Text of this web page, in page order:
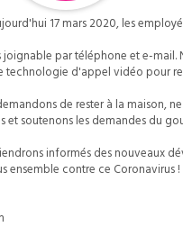
17 mars 2020, les
joignable par téléphone et e-
technologie d'appel vidéo pour
de rester à la maison,
et soutenons les demandes du
informés des nouveaux
ensemble contre ce Coronavirus !